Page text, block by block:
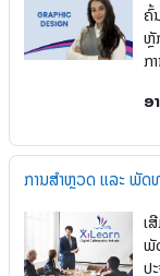
ຄົ້
ຫຼັ
ກ
ອ
ການສຳຫຼວດ ແລະ ພັດທ
ເ
ພັ
ປ